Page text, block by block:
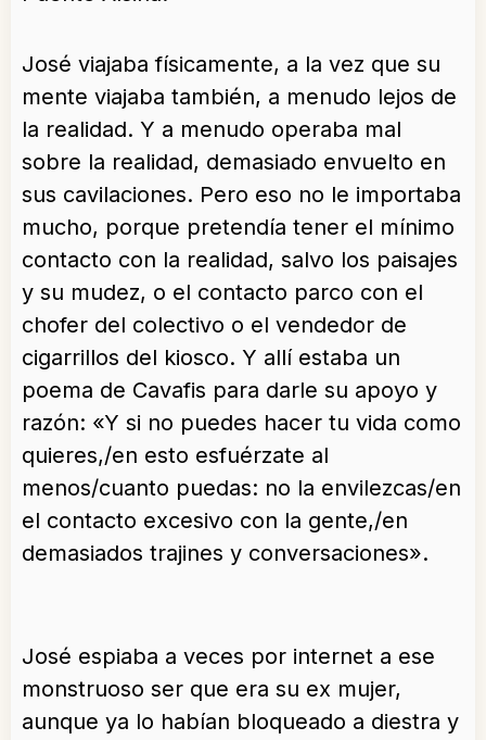
José viajaba físicamente, a la vez que su
mente viajaba también, a menudo lejos de
la realidad. Y a menudo operaba mal
sobre la realidad, demasiado envuelto en
sus cavilaciones. Pero eso no le importaba
mucho, porque pretendía tener el mínimo
contacto con la realidad, salvo los paisajes
y su mudez, o el contacto parco con el
chofer del colectivo o el vendedor de
cigarrillos del kiosco. Y allí estaba un
poema de Cavafis para darle su apoyo y
razón: «Y si no puedes hacer tu vida como
quieres,/en esto esfuérzate al
menos/cuanto puedas: no la envilezcas/en
el contacto excesivo con la gente,/en
demasiados trajines y conversaciones».
José espiaba a veces por internet a ese
monstruoso ser que era su ex mujer,
aunque ya lo habían bloqueado a diestra y